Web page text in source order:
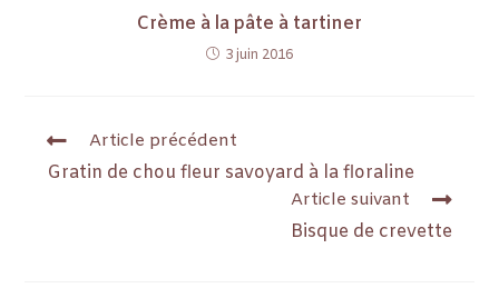
Crème à la pâte à tartiner
3 juin 2016
Article précédent
Gratin de chou fleur savoyard à la floraline
Article suivant
Bisque de crevette